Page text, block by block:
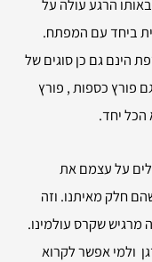
הרגע עולה על
ביחד עם המפתח.
הינם גם כן סוגים של
פורץ כספות , פורץ
הכל יחד.
על עצמם את
חלק מאיתנו. וזה
מרגיש שקרס עולמינו.
ולמי אפשר לקרוא